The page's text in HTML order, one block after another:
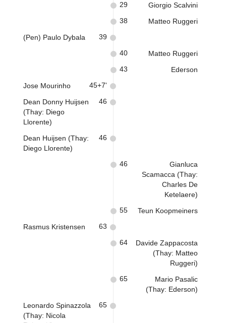
Giorgio Scalvini
29
Matteo Ruggeri
38
(Pen) Paulo Dybala 39
Matteo Ruggeri
40
Ederson
43
Jose Mourinho 45+7'
Dean Donny Huijsen
(Thay: Diego
Llorente)
46
Dean Huijsen (Thay:
Diego Llorente)
46
Gianluca
Scamacca (Thay:
Charles De
Ketelaere)
46
Teun Koopmeiners
55
Rasmus Kristensen 63
Davide Zappacosta
(Thay: Matteo
Ruggeri)
64
Mario Pasalic
(Thay: Ederson)
65
Leonardo Spinazzola
(Thay: Nicola
65